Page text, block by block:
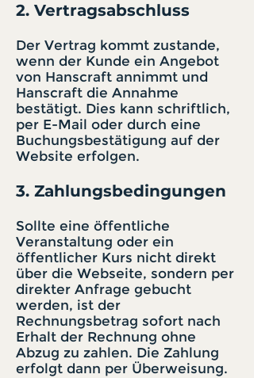
2. Vertragsabschluss
Der Vertrag kommt zustande,
wenn der Kunde ein Angebot
von Hanscraft annimmt und
Hanscraft die Annahme
bestätigt. Dies kann schriftlich,
per E-Mail oder durch eine
Buchungsbestätigung auf der
Website erfolgen.
3. Zahlungsbedingungen
Sollte eine öffentliche
Veranstaltung oder ein
öffentlicher Kurs nicht direkt
über die Webseite, sondern per
direkter Anfrage gebucht
werden, ist der
Rechnungsbetrag sofort nach
Erhalt der Rechnung ohne
Abzug zu zahlen. Die Zahlung
erfolgt dann per Überweisung.